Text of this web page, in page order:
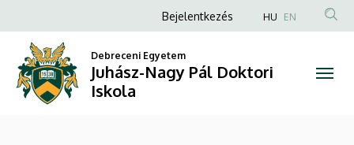
évi
doktori
védései
a
tartalomra
Anonim
fiók
menüje
Bejelentkezés HU EN
Debreceni Egyetem
Juhász-Nagy Pál Doktori
Iskola